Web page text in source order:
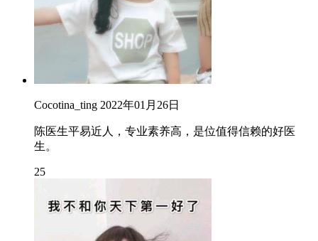
Cocotina_ting 2022年01月26日
陈医生平易近人，专业素养高，是位值得信赖的好医
生。
25